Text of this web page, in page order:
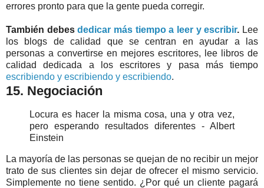
errores pronto para que la gente pueda corregir.
También debesdedicar más tiempo a leer y escribir. Lee
los blogs de calidad que se centran en ayudar a las
personas a convertirse en mejores escritores, lee libros de
calidad dedicada a los escritores y pasa más tiempo
escribiendo y escribiendo y escribiendo.
15. Negociación
Locura es hacer la misma cosa, una y otra vez,
pero esperando resultados diferentes - Albert
Einstein
La mayoría de las personas se quejan de no recibir un mejor
trato de sus clientes sin dejar de ofrecer el mismo servicio.
Simplemente no tiene sentido. ¿Por qué un cliente pagará